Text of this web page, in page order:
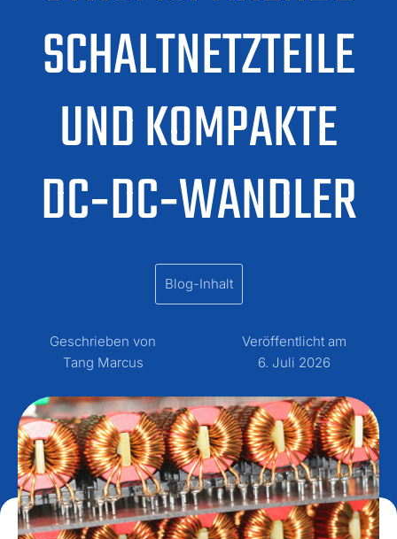
SCHALTNETZTEILE
UND KOMPAKTE
DC‑DC‑WANDLER
Blog-Inhalt
Geschrieben von
Tang Marcus
Veröffentlicht am
6. Juli 2026